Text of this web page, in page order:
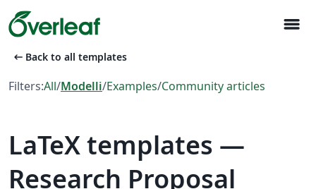
menu
arrow_left_alt Back to all templates
Filters:All/Modelli/Examples/Community articles
LaTeX templates —
Research Proposal